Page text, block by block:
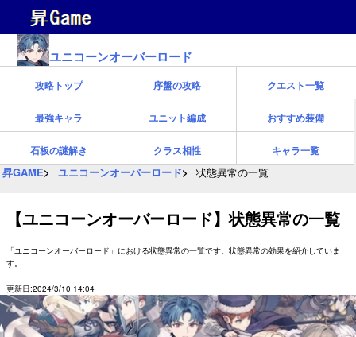
ユニコーンオーバーロード
攻略トップ 序盤の攻略 クエスト一覧
最強キャラ ユニット編成 おすすめ装備
石板の謎解き クラス相性 キャラ一覧
昇GAME ユニコーンオーバーロード 状態異常の一覧
【ユニコーンオーバーロード】状態異常の一覧
「ユニコーンオーバーロード」における状態異常の一覧です。状態異常の効果を紹介していま
す。
更新日:2024/3/10 14:04